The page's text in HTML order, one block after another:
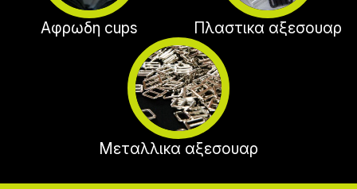
Αφρωδη cups Πλαστικα αξεσουαρ
Μεταλλικα αξεσουαρ